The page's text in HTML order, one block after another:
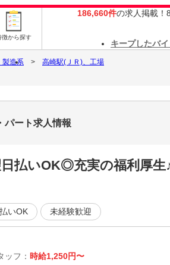
徴から探す
186,660件の求人掲載！
キープしたバイ
製造系
高崎駅(ＪＲ)、工場
パート求人情報
払いOK◎充実の福利厚生
いOK 未経験歓迎
ッフ： 時給1,250円〜